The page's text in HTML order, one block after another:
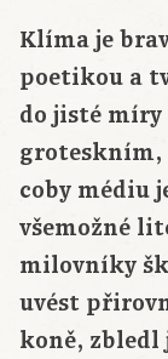
Klíma je
poetikou a
do jisté míry
groteskním,
coby médiu
všemožné
milovníky
uvést
koně, zbledl